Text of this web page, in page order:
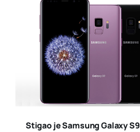
Stigao je Samsung Galaxy S9